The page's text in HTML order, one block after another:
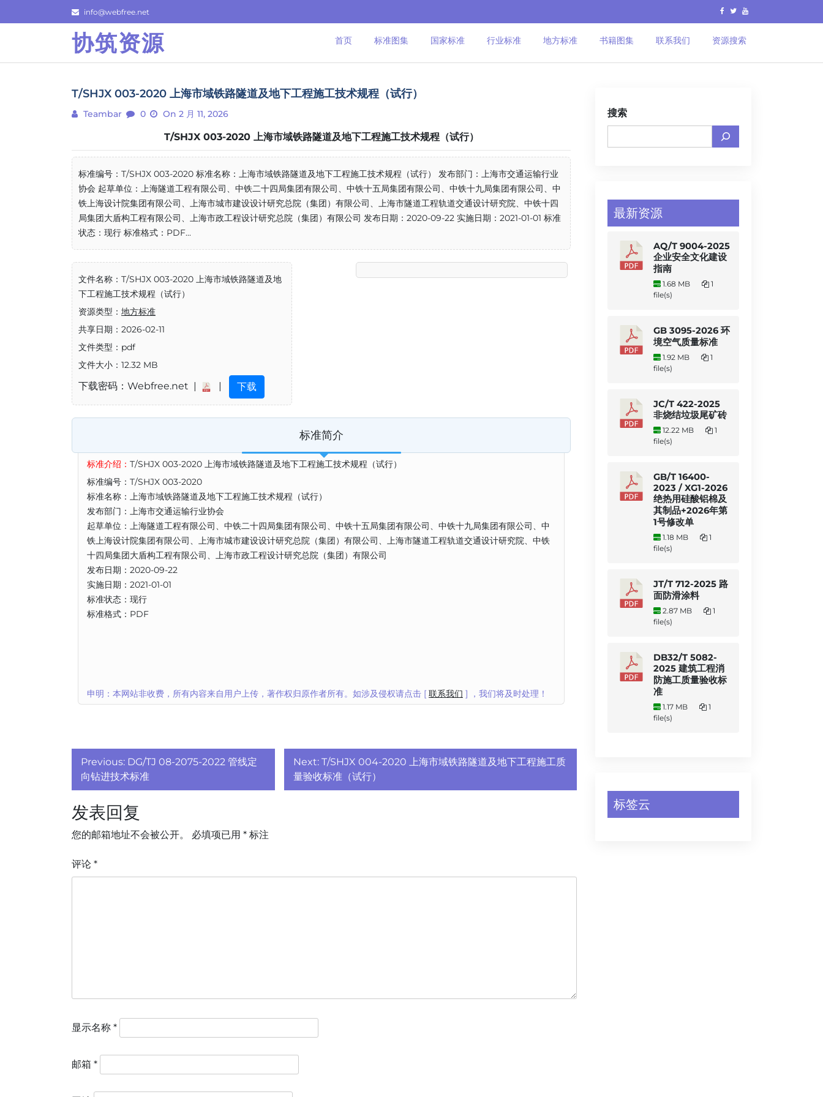
to
info@webfree.net
协筑资源 首页 标准图集 国家标准 行业标准 地方标准 书籍图集 联系我们 资源搜索
T/SHJX 003-2020 上海市域铁路隧道及地下工程施工技术规程（试行）
Teambar 0 On 2 月 11, 2026
T/SHJX 003-2020 上海市域铁路隧道及地下工程施工技术规程（试行）
标准编号：T/SHJX 003-2020 标准名称：上海市域铁路隧道及地下工程施工技术规程（试行） 发布部门：上海市交通运输行业
协会 起草单位：上海隧道工程有限公司、中铁二十四局集团有限公司、中铁十五局集团有限公司、中铁十九局集团有限公司、中
铁上海设计院集团有限公司、上海市城市建设设计研究总院（集团）有限公司、上海市隧道工程轨道交通设计研究院、中铁十四
局集团大盾构工程有限公司、上海市政工程设计研究总院（集团）有限公司 发布日期：2020-09-22 实施日期：2021-01-01 标准
状态：现行 标准格式：PDF...
文件名称：T/SHJX 003-2020 上海市域铁路隧道及地
下工程施工技术规程（试行）
资源类型： 地方标准
共享日期：2026-02-11
文件类型：pdf
文件大小：12.32 MB
下载密码：Webfree.net | | 下载
标准简介
标准介绍： T/SHJX 003-2020 上海市域铁路隧道及地下工程施工技术规程（试行）
标准编号：T/SHJX 003-2020
标准名称：上海市域铁路隧道及地下工程施工技术规程（试行）
发布部门：上海市交通运输行业协会
起草单位：上海隧道工程有限公司、中铁二十四局集团有限公司、中铁十五局集团有限公司、中铁十九局集团有限公司、中
铁上海设计院集团有限公司、上海市城市建设设计研究总院（集团）有限公司、上海市隧道工程轨道交通设计研究院、中铁
十四局集团大盾构工程有限公司、上海市政工程设计研究总院（集团）有限公司
发布日期：2020-09-22
实施日期：2021-01-01
标准状态：现行
标准格式：PDF
申明：本网站非收费，所有内容来自用户上传，著作权归原作者所有。如涉及侵权请点击 [ 联系我们 ] ，我们将及时处理！
文
章
导
航
Previous: DG/TJ 08-2075-2022 管线定
向钻进技术标准
Next: T/SHJX 004-2020 上海市域铁路隧道及地下工程施工质
量验收标准（试行）
发表回复
您的邮箱地址不会被公开。 必填项已用 * 标注
评论 *
显示名称 *
邮箱 *
搜索
最新资源
AQ/T 9004-2025
企业安全文化建设
指南
1.68 MB
1
file(s)
GB 3095-2026 环
境空气质量标准
1.92 MB
1
file(s)
JC/T 422-2025
非烧结垃圾尾矿砖
12.22 MB
1
file(s)
GB/T 16400-
2023 / XG1-2026
绝热用硅酸铝棉及
其制品+2026年第
1号修改单
1.18 MB
1
file(s)
JT/T 712-2025 路
面防滑涂料
2.87 MB
1
file(s)
DB32/T 5082-
2025 建筑工程消
防施工质量验收标
准
1.17 MB
1
file(s)
标签云